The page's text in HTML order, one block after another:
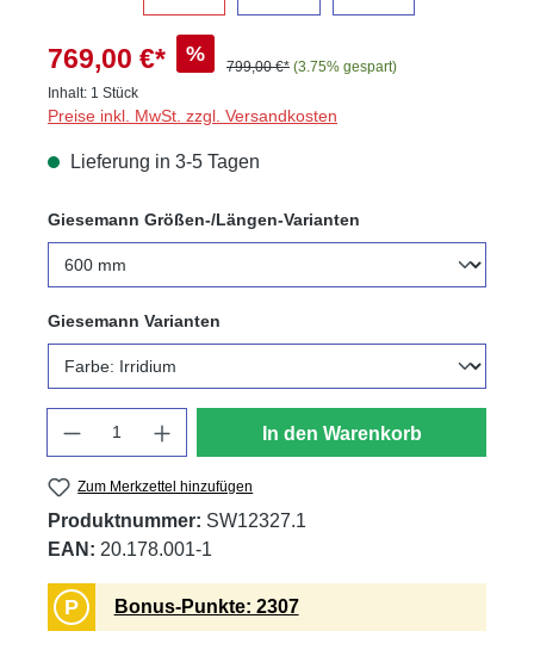
769,00 €* %
799,00 €* (3.75% gespart)
Inhalt: 1 Stück
Preise inkl. MwSt. zzgl. Versandkosten
Lieferung in 3-5 Tagen
Giesemann Größen-/Längen-Varianten
Giesemann Varianten
In den Warenkorb
Zum Merkzettel hinzufügen
Produktnummer: SW12327.1
EAN: 20.178.001-1
P Bonus-Punkte: 2307